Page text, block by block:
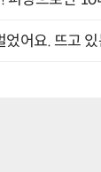
어요. 뜨고